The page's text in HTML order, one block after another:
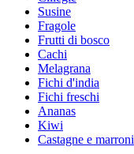
Susine
Fragole
Frutti di bosco
Cachi
Melagrana
Fichi d'india
Fichi freschi
Ananas
Kiwi
Castagne e marroni